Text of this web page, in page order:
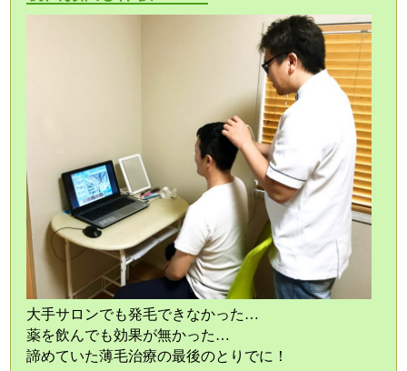
大手サロンでも発毛できなかった…
薬を飲んでも効果が無かった…
諦めていた薄毛治療の最後のとりでに！